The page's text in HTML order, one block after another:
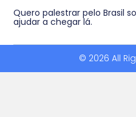
Quero palestrar pelo Brasil
ajudar a chegar lá.
© 2026 All